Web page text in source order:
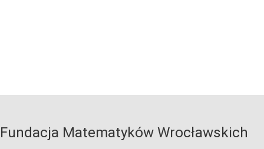
Fundacja Matematyków Wrocławskich